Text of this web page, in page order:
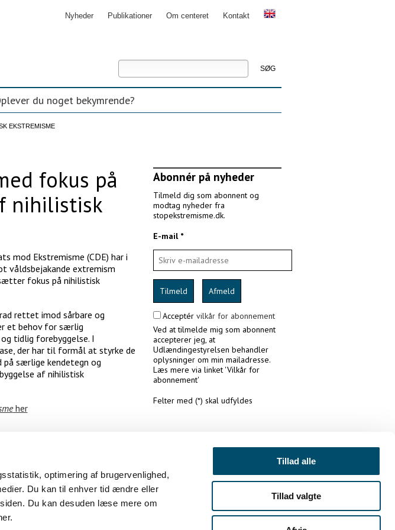
optimering af brugervenlighed,
Du kan til enhver tid ændre eller
Du kan desuden læse mere om
Tillad alle
Tillad valgte
Nyheder Publikationer Om centeret Kontakt
Avanceret
søgning
du noget bekymrende?
EKSTREMISME
fokus på
nihilistisk
mod Ekstremisme (CDE) har i
våldsbejakande extremism
fokus på nihilistisk
rettet imod sårbare og
et behov for særlig
tidlig forebyggelse. I
der har til formål at styrke de
særlige kendetegn og
af nihilistisk
her
Abonnér på nyheder
Tilmeld dig som abonnent og
modtag nyheder fra
stopekstremisme.dk.
E-mail *
Tilmeld Afmeld
Acceptér vilkår for abonnement
Ved at tilmelde mig som abonnent
accepterer jeg, at
Udlændingestyrelsen behandler
oplysninger om min mailadresse.
Læs mere via linket 'Vilkår for
abonnement'
Felter med (*) skal udfyldes
- Cookies